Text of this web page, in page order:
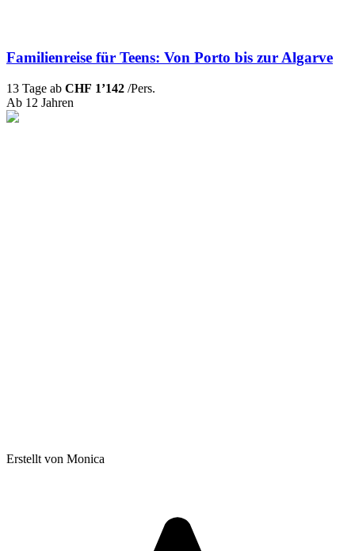
Familienreise für Teens: Von Porto bis zur Algarve
13 Tage ab CHF 1’142 /Pers.
Ab 12 Jahren
Erstellt von Monica